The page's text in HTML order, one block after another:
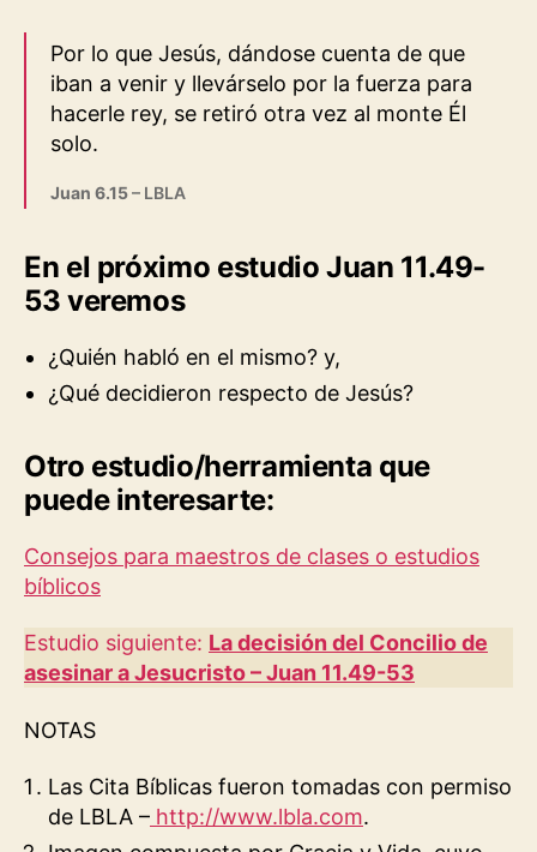
Por lo que Jesús, dándose cuenta de que
iban a venir y llevárselo por la fuerza para
hacerle rey, se retiró otra vez al monte Él
solo.
Juan 6.15– LBLA
En el próximo estudio Juan 11.49-
53 veremos
¿Quién habló en el mismo? y,
¿Qué decidieron respecto de Jesús?
Otro estudio/herramienta que
puede interesarte:
Consejos para maestros de clases o estudios
bíblicos
Estudio siguiente: La decisión del Concilio de
asesinar a Jesucristo – Juan 11.49-53
NOTAS
Las Cita Bíblicas fueron tomadas con permiso
de LBLA – http://www.lbla.com.